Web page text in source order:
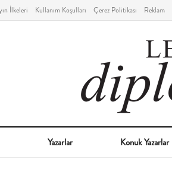
İlkeleri Kullanım Koşulları Çerez Politikası Reklam
Yazarlar Konuk Yazarlar